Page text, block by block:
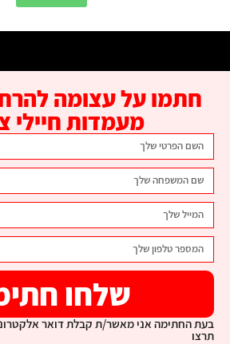
חתמו על עצומה
מעמדות חיילי
שלחו
בעת החתימה אני מאשר/ת קבלת דואר
תרצו